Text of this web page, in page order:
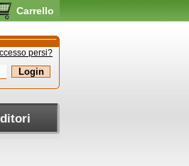
Carrello
persi?